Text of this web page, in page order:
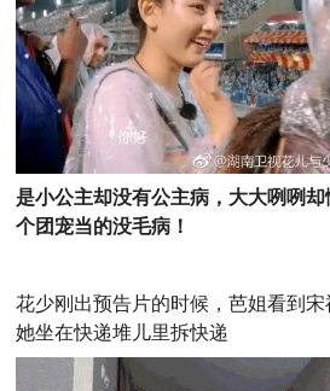
是小公主却没有公主病，大大咧咧
个团宠当的没毛病！
花少刚出预告片的时候，芭姐看到
她坐在快递堆儿里拆快递